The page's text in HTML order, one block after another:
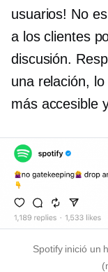
usuarios! No
a los clientes
discusión.
una relación,
más accesible
Spotify inició un